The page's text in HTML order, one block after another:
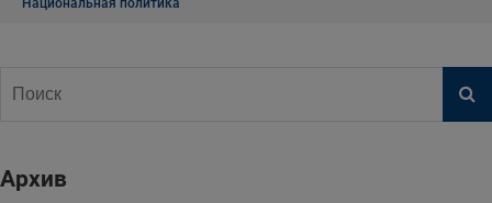
Национальная политика
Архив